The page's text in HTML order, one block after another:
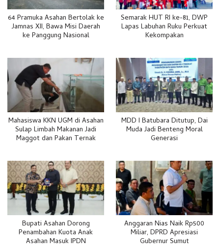
64 Pramuka Asahan Bertolak ke
Jamnas XII, Bawa Misi Daerah
ke Panggung Nasional
Semarak HUT RI ke-81, DWP
Lapas Labuhan Ruku Perkuat
Kekompakan
Mahasiswa KKN UGM di Asahan
Sulap Limbah Makanan Jadi
Maggot dan Pakan Ternak
MDD I Batubara Ditutup, Dai
Muda Jadi Benteng Moral
Generasi
Bupati Asahan Dorong
Penambahan Kuota Anak
Asahan Masuk IPDN
Anggaran Nias Naik Rp500
Miliar, DPRD Apresiasi
Gubernur Sumut